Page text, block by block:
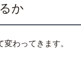
か
わってきます。